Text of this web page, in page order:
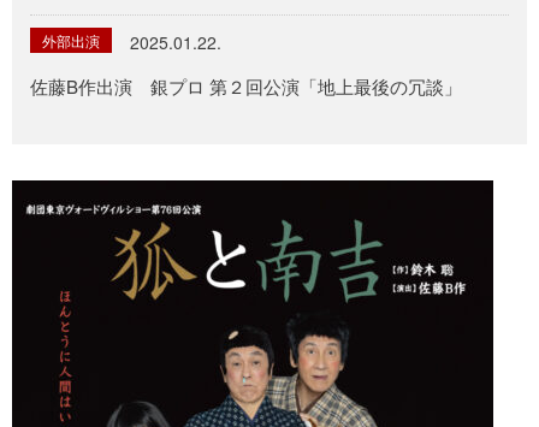
外部出演 2025.01.22.
佐藤B作出演 銀プロ 第２回公演「地上最後の冗談」